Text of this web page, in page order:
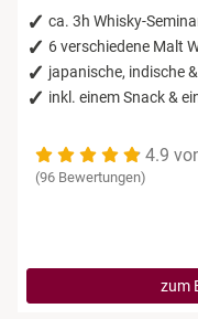
ca. 3h Whisky-
6 verschiedene Malt
japanische, indische
inkl. einem Snack &
4.9
(96 Bewertungen)
zum